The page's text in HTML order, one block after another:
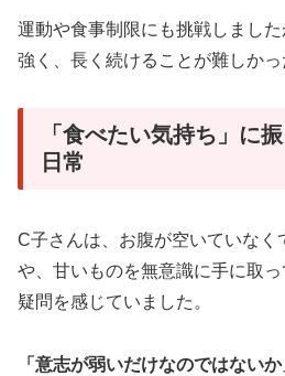
運動や食事制限にも挑戦しまし
強く、長く続けることが難しかっ
「食べたい気持ち」に
日常
C子さんは、お腹が空いていなく
や、甘いものを無意識に手に取
疑問を感じていました。
「意志が弱いだけなのではない